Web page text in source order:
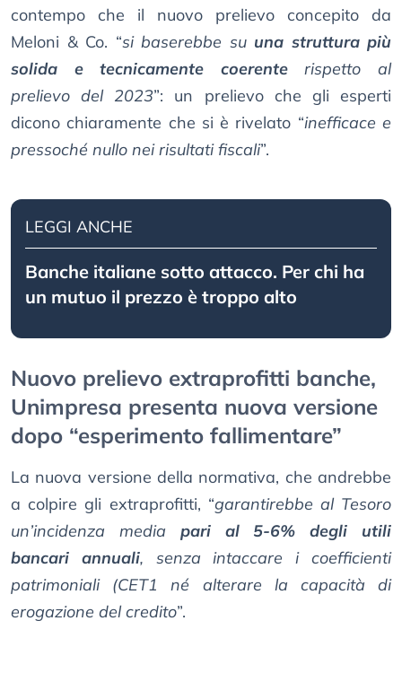
contempo che il nuovo prelievo concepito da
Meloni & Co. “si baserebbe su una struttura più
solida e tecnicamente coerenterispetto al
prelievo del 2023”: un prelievo che gli esperti
dicono chiaramente che si è rivelato “inefficace e
pressoché nullo nei risultati fiscali”.
LEGGI ANCHE
Banche italiane sotto attacco. Per chi ha
un mutuo il prezzo è troppo alto
Nuovo prelievo extraprofitti banche,
Unimpresa presenta nuova versione
dopo “esperimento fallimentare”
La nuova versione della normativa, che andrebbe
a colpire gli extraprofitti, “garantirebbe al Tesoro
un’incidenza media pari al 5-6% degli utili
bancari annuali, senza intaccare i coefficienti
patrimoniali (CET1 né alterare la capacità di
erogazione del credito”.